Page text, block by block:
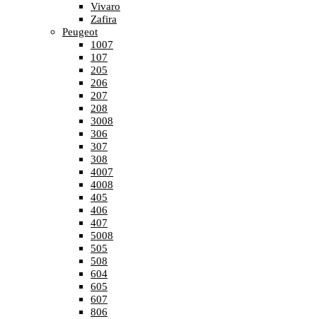
Vivaro
Zafira
Peugeot
1007
107
205
206
207
208
3008
306
307
308
4007
4008
405
406
407
5008
505
508
604
605
607
806